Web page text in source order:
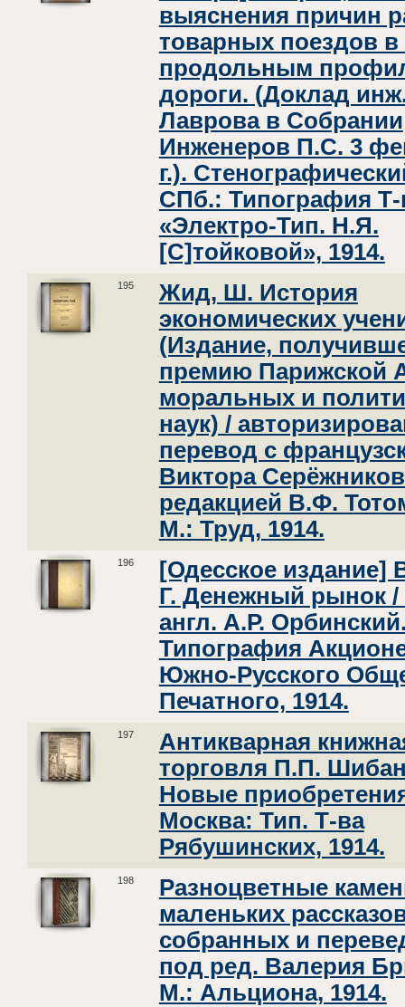
выяснения причин
товарных поездов в
продольным
дороги. (Доклад
Лаврова в Собрании
Инженеров П.С. 3
г.).
СПб.: Типография
«Электро-Тип. Н.Я.
[С]тойковой», 1914.
195
Жид, Ш. История
экономических
(Издание,
премию Парижской
моральных и
наук) /
перевод с
Виктора
редакцией В.Ф.
М.: Труд, 1914.
196
[Одесское издание]
Г. Денежный рынок /
англ. А.Р.
Типография
Южно-Русского
Печатного, 1914.
197
Антикварная
торговля П.П.
Новые
Москва: Тип. Т-ва
Рябушинских, 1914.
198
Разноцветные
маленьких
собранных и
под ред. Валерия
М.: Альциона, 1914.